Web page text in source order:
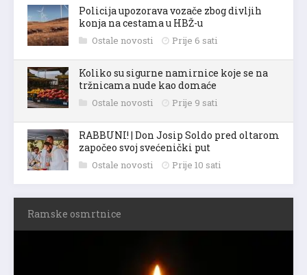
Policija upozorava vozače zbog divljih
konja na cestama u HBŽ-u
Ostale novosti Prije 6 sati
Koliko su sigurne namirnice koje se na
tržnicama nude kao domaće
Ostale novosti Prije 9 sati
RABBUNI! | Don Josip Soldo pred oltarom
započeo svoj svećenički put
Ostale novosti Prije 10 sati
Ramske osmrtnice